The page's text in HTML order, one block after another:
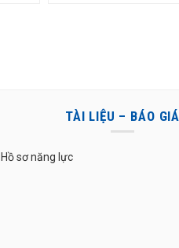
TÀI LIỆU – BÁO GIÁ
Hồ sơ năng lực